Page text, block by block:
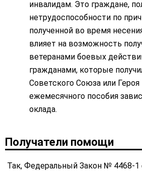
инвалидам. Это граждане,
нетрудоспособности по
полученной во время
влияет на возможность
ветеранами боевых
гражданами, которые
Советского Союза или
ежемесячного пособия
оклада.
Получатели помощи
Так, Федеральный Закон № 4468-1